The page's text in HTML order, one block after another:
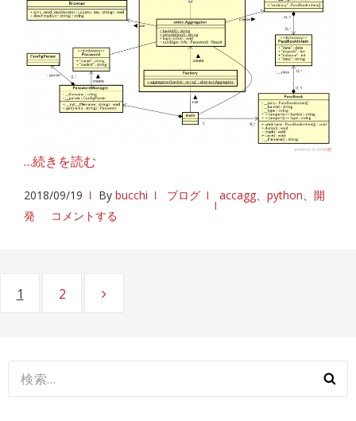
…続きを読む
2018/09/19 By bucchi ブログ accagg、 python、 開
発
コメントする
投
ペ
ページ
1 ページ
2